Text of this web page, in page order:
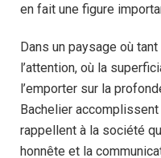
en fait une figure
Dans un paysage où
l’attention, où la
l’emporter sur la
Bachelier
rappellent à la société
honnête et la